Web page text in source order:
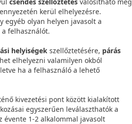
kerül elhelyezésre.
egyéb olyan helyen javasolt a
felhasználót.
helyiségek szellőztetésére, párás
elhelyezni valamilyen okból
ha a felhasználó a lehető
kivezetési pont között kialakított
egyszerűen leválaszthatók a
1-2 alkalommal javasolt